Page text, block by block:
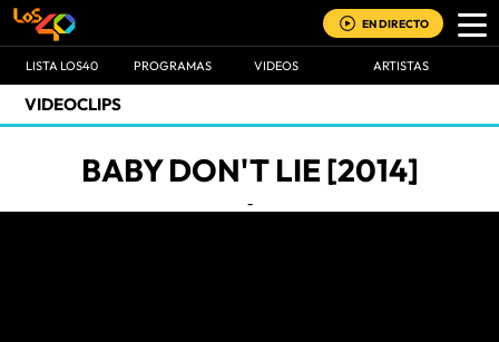
EN DIRECTO
LISTA LOS40 PROGRAMAS VIDEOS ARTISTAS
VIDEOCLIPS
BABY DON'T LIE [2014]
-